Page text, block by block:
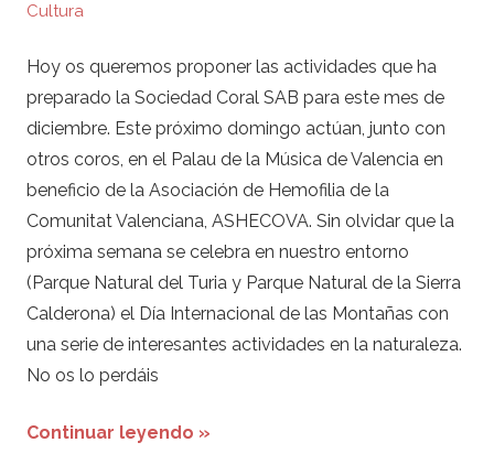
Cultura
Hoy os queremos proponer las actividades que ha
preparado la Sociedad Coral SAB para este mes de
diciembre. Este próximo domingo actúan, junto con
otros coros, en el Palau de la Música de Valencia en
beneficio de la Asociación de Hemofilia de la
Comunitat Valenciana, ASHECOVA. Sin olvidar que la
próxima semana se celebra en nuestro entorno
(Parque Natural del Turia y Parque Natural de la Sierra
Calderona) el Día Internacional de las Montañas con
una serie de interesantes actividades en la naturaleza.
No os lo perdáis
Continuar leyendo »